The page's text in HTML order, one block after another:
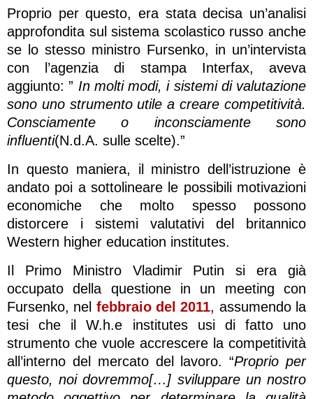
Proprio per questo, era stata decisa un’analisi
approfondita sul sistema scolastico russo anche
se lo stesso ministro Fursenko, in un’intervista
con l’agenzia di stampa Interfax, aveva
aggiunto: ” In molti modi, i sistemi di valutazione
sono uno strumento utile a creare competitività.
Consciamente o inconsciamente sono
influenti(N.d.A. sulle scelte).”
In questo maniera, il ministro dell’istruzione è
andato poi a sottolineare le possibili motivazioni
economiche che molto spesso possono
distorcere i sistemi valutativi del britannico
Western higher education institutes.
Il Primo Ministro Vladimir Putin si era già
occupato della questione in un meeting con
Fursenko, nel febbraio del 2011, assumendo la
tesi che il W.h.e institutes usi di fatto uno
strumento che vuole accrescere la competitività
all’interno del mercato del lavoro. “Proprio per
questo, noi dovremmo[…] sviluppare un nostro